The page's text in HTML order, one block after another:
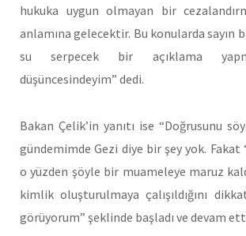
hukuka uygun olmayan bir
anlamına gelecektir. Bu konularda sayın
su serpecek bir açıklama
düşüncesindeyim” dedi.
Bakan Çelik’in yanıtı ise “Doğrusunu
gündemimde Gezi diye bir şey yok. Fakat
o yüzden şöyle bir muameleye maruz
kimlik oluşturulmaya çalışıldığını
görüyorum” şeklinde başladı ve devam